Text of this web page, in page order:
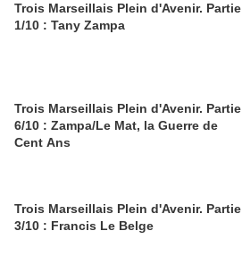
Trois Marseillais Plein d'Avenir. Partie
1/10 : Tany Zampa
Trois Marseillais Plein d'Avenir. Partie
6/10 : Zampa/Le Mat, la Guerre de
Cent Ans
Trois Marseillais Plein d'Avenir. Partie
3/10 : Francis Le Belge